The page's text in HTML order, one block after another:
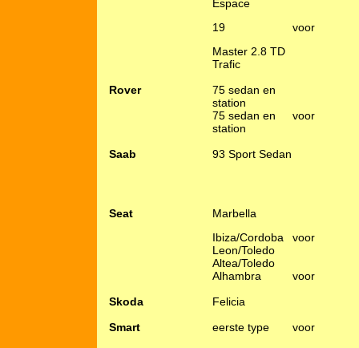
Espace
19
voor
Master 2.8 TD
Trafic
Rover
75 sedan en
station
75 sedan en
station
voor
Saab 93 Sport Sedan
Seat
Marbella
Ibiza/Cordoba
voor
Leon/Toledo
Altea/Toledo
Alhambra
voor
Skoda
Felicia
Smart
eerste type voor